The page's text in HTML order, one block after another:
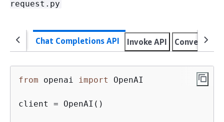
request.py
Chat Completions API Invoke API Converse
from openai import OpenAI
client = OpenAI()